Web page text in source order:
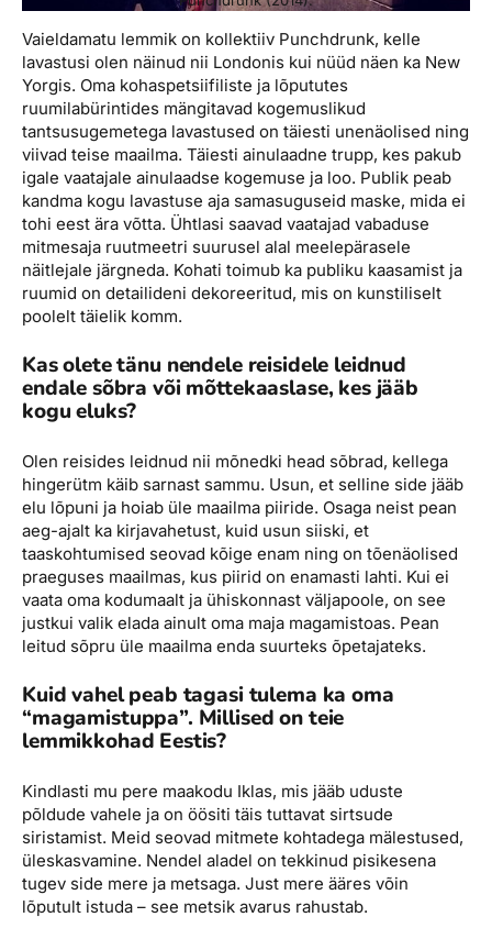
Vaieldamatu lemmik on kollektiiv Punchdrunk, kelle
lavastusi olen näinud nii Londonis kui nüüd näen ka New
Yorgis. Oma kohaspetsiifiliste ja lõpututes
ruumilabürintides mängitavad kogemuslikud
tantsusugemetega lavastused on täiesti unenäolised ning
viivad teise maailma. Täiesti ainulaadne trupp, kes pakub
igale vaatajale ainulaadse kogemuse ja loo. Publik peab
kandma kogu lavastuse aja samasuguseid maske, mida ei
tohi eest ära võtta. Ühtlasi saavad vaatajad vabaduse
mitmesaja ruutmeetri suurusel alal meelepärasele
näitlejale järgneda. Kohati toimub ka publiku kaasamist ja
ruumid on detailideni dekoreeritud, mis on kunstiliselt
poolelt täielik komm.
Kas olete tänu nendele reisidele leidnud
endale sõbra või mõttekaaslase, kes jääb
kogu eluks?
Olen reisides leidnud nii mõnedki head sõbrad, kellega
hingerütm käib sarnast sammu. Usun, et selline side jääb
elu lõpuni ja hoiab üle maailma piiride. Osaga neist pean
aeg-ajalt ka kirjavahetust, kuid usun siiski, et
taaskohtumised seovad kõige enam ning on tõenäolised
praeguses maailmas, kus piirid on enamasti lahti. Kui ei
vaata oma kodumaalt ja ühiskonnast väljapoole, on see
justkui valik elada ainult oma maja magamistoas. Pean
leitud sõpru üle maailma enda suurteks õpetajateks.
Kuid vahel peab tagasi tulema ka oma
“magamistuppa”. Millised on teie
lemmikkohad Eestis?
Kindlasti mu pere maakodu Iklas, mis jääb uduste
põldude vahele ja on öösiti täis tuttavat sirtsude
siristamist. Meid seovad mitmete kohtadega mälestused,
üleskasvamine. Nendel aladel on tekkinud pisikesena
tugev side mere ja metsaga. Just mere ääres võin
lõputult istuda – see metsik avarus rahustab.